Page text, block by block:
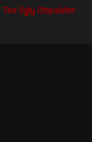
The Ugly Stepsister